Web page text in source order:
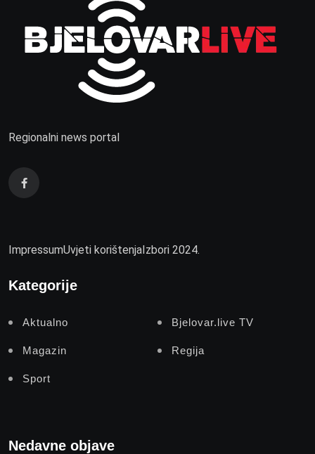
Regionalni news portal
ImpressumUvjeti korištenjaIzbori 2024.
Kategorije
Aktualno Bjelovar.live TV
Magazin Regija
Sport
Nedavne objave